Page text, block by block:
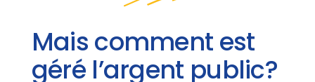
Mais comment est
géré l’argent public?